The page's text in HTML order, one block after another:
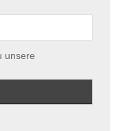
unsere